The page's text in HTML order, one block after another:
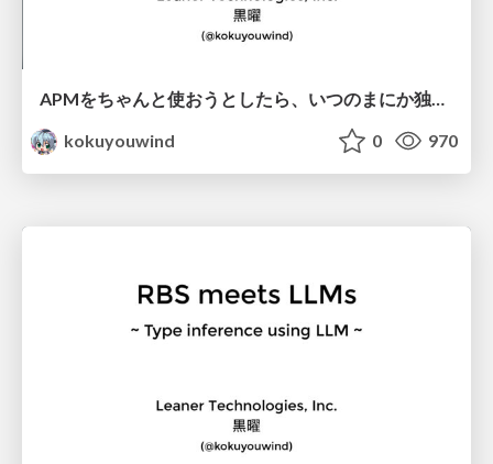
APMをちゃんと使おうとしたら、いつのまにか独自gemを作っていた話
kokuyouwind
0 970